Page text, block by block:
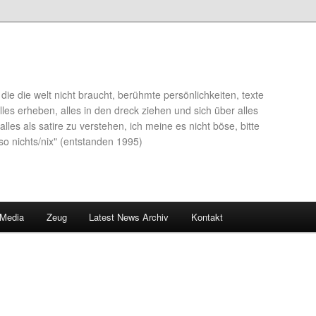
die welt nicht braucht, berühmte persönlichkeiten, texte
erheben, alles in den dreck ziehen und sich über alles
als satire zu verstehen, ich meine es nicht böse, bitte
nichts/nix" (entstanden 1995)
Zeug Latest News Archiv Kontakt